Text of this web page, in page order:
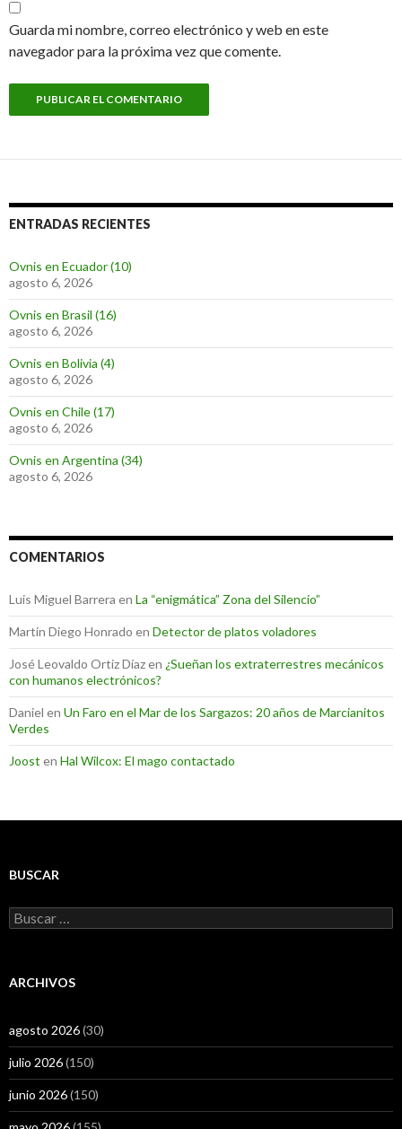
Guarda mi nombre, correo electrónico y web en este
navegador para la próxima vez que comente.
ENTRADAS RECIENTES
Ovnis en Ecuador (10)
agosto 6, 2026
Ovnis en Brasil (16)
agosto 6, 2026
Ovnis en Bolivia (4)
agosto 6, 2026
Ovnis en Chile (17)
agosto 6, 2026
Ovnis en Argentina (34)
agosto 6, 2026
COMENTARIOS
Luis Miguel Barrera en La “enigmática” Zona del Silencio”
Martin Diego Honrado en Detector de platos voladores
José Leovaldo Ortiz Díazen ¿Sueñan los extraterrestres mecánicos
con humanos electrónicos?
Daniel en Un Faro en el Mar de los Sargazos: 20 años de Marcianitos
Verdes
Joost en Hal Wilcox: El mago contactado
BUSCAR
Buscar:
ARCHIVOS
agosto 2026(30)
julio 2026(150)
junio 2026(150)